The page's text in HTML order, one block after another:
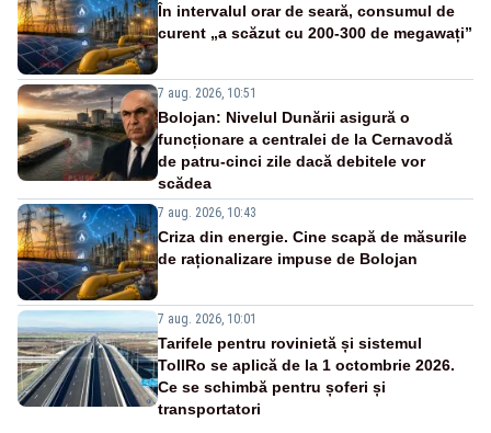
În intervalul orar de seară, consumul de
curent „a scăzut cu 200-300 de megawați”
7 aug. 2026, 10:51
Bolojan: Nivelul Dunării asigură o
funcționare a centralei de la Cernavodă
de patru-cinci zile dacă debitele vor
scădea
7 aug. 2026, 10:43
Criza din energie. Cine scapă de măsurile
de raționalizare impuse de Bolojan
7 aug. 2026, 10:01
Tarifele pentru rovinietă și sistemul
TollRo se aplică de la 1 octombrie 2026.
Ce se schimbă pentru șoferi și
transportatori